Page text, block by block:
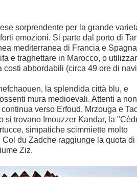
sorprendente per la grande
emozioni. Si parte dal porto di
mediterranea di Francia e
e traghettare in Marocco, o
abbordabili (circa 49 ore di
la splendida città blu, e
mura medioevali. Attenti a
verso Erfoud, Mrzouga e
trovano Imouzzer Kandar, la
simpatiche scimmiette molto
du Zadche raggiunge la quota di
Ziz.